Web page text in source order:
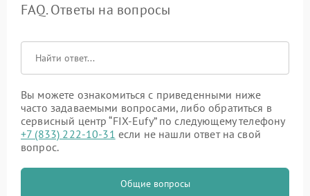
FAQ. Ответы на вопросы
Вы можете ознакомиться с приведенными ниже
часто задаваемыми вопросами, либо обратиться в
сервисный центр “FIX-Eufy” по следующему телефону
+7 (833) 222-10-31 если не нашли ответ на свой
вопрос.
Общие вопросы